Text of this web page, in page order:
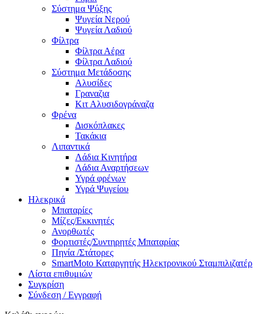
Σύστημα Ψύξης
Ψυγεία Νερού
Ψυγεία Λαδιού
Φίλτρα
Φίλτρα Αέρα
Φίλτρα Λαδιού
Σύστημα Μετάδοσης
Αλυσίδες
Γραναζια
Κιτ Αλυσιδογράναζα
Φρένα
Δισκόπλακες
Τακάκια
Λιπαντικά
Λάδια Κινητήρα
Λάδια Αναρτήσεων
Υγρά φρένων
Υγρά Ψυγείου
Ηλεκρικά
Μπαταρίες
Μίζες/Εκκινητές
Ανορθωτές
Φορτιστές/Συντηρητές Μπαταρίας
Πηνία /Στάτορες
SmartMoto Καταργητής Ηλεκτρονικού Σταμπιλιζατέρ
Λίστα επιθυμιών
Συγκρίση
Σύνδεση / Εγγραφή